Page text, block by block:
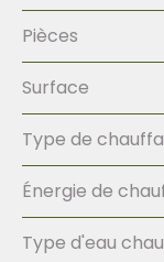
Pièces
Surface
Type de
Énergie de
Type d'eau